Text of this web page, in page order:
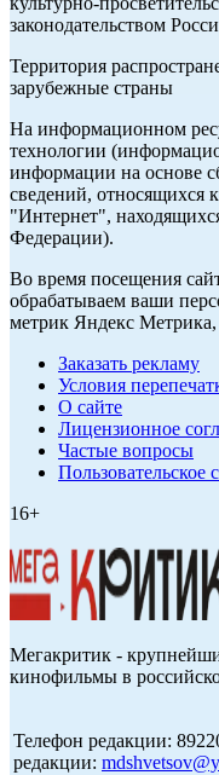
законодательством
Территория
зарубежные страны
На информационном
технологии
информации на основе
сведений, относящихся
"Интернет",
Федерации).
Во время посещения
обрабатываем ваши
метрик Яндекс Метрика,
Заказать рекламу
Условия
О сайте
Лицензионное
Частые вопросы
Пользовательское
16+
Мегакритик -
кинофильмы в
Телефон редакции:
редакции: